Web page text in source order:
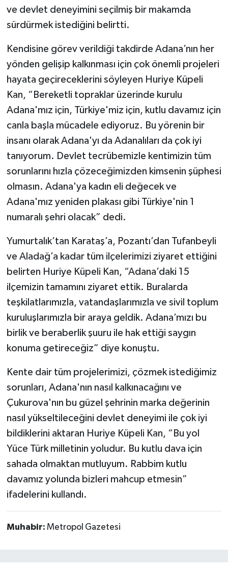
ve devlet deneyimini seçilmiş bir makamda
sürdürmek istediğini belirtti.
Kendisine görev verildiği takdirde Adana’nın her
yönden gelişip kalkınması için çok önemli projeleri
hayata geçireceklerini söyleyen Huriye Küpeli
Kan, “Bereketli topraklar üzerinde kurulu
Adana'mız için, Türkiye'miz için, kutlu davamız için
canla başla mücadele ediyoruz. Bu yörenin bir
insanı olarak Adana'yı da Adanalıları da çok iyi
tanıyorum. Devlet tecrübemizle kentimizin tüm
sorunlarını hızla çözeceğimizden kimsenin şüphesi
olmasın. Adana'ya kadın eli değecek ve
Adana'mız yeniden plakası gibi Türkiye'nin 1
numaralı şehri olacak” dedi.
Yumurtalık’tan Karataş’a, Pozantı’dan Tufanbeyli
ve Aladağ’a kadar tüm ilçelerimizi ziyaret ettiğini
belirten Huriye Küpeli Kan, “Adana’daki 15
ilçemizin tamamını ziyaret ettik. Buralarda
teşkilatlarımızla, vatandaşlarımızla ve sivil toplum
kuruluşlarımızla bir araya geldik. Adana’mızı bu
birlik ve beraberlik şuuru ile hak ettiği saygın
konuma getireceğiz” diye konuştu.
Kente dair tüm projelerimizi, çözmek istediğimiz
sorunları, Adana'nın nasıl kalkınacağını ve
Çukurova'nın bu güzel şehrinin marka değerinin
nasıl yükseltileceğini devlet deneyimi ile çok iyi
bildiklerini aktaran Huriye Küpeli Kan, “Bu yol
Yüce Türk milletinin yoludur. Bu kutlu dava için
sahada olmaktan mutluyum. Rabbim kutlu
davamız yolunda bizleri mahcup etmesin”
ifadelerini kullandı.
Muhabir: Metropol Gazetesi